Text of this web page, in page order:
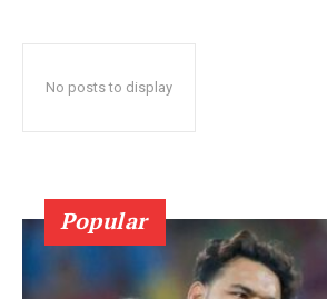
No posts to display
Popular